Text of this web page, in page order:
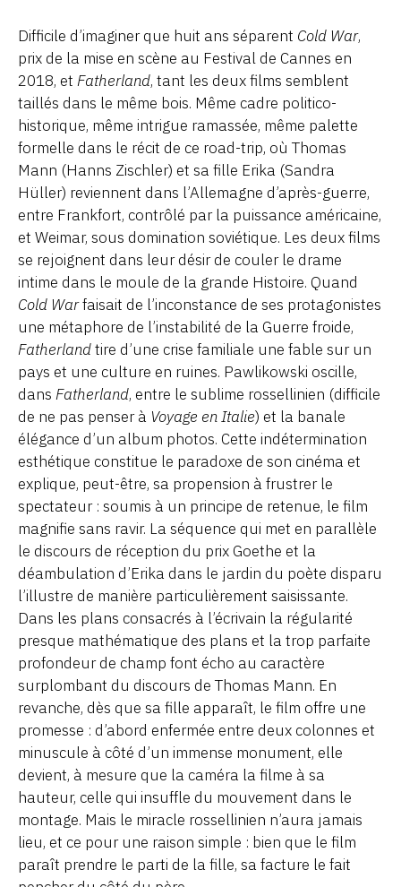
Difficile d’imaginer que huit ans séparent Cold War,
prix de la mise en scène au Festival de Cannes en
2018, et Fatherland, tant les deux films semblent
taillés dans le même bois. Même cadre politico-
historique, même intrigue ramassée, même palette
formelle dans le récit de ce road-trip, où Thomas
Mann (Hanns Zischler) et sa fille Erika (Sandra
Hüller) reviennent dans l’Allemagne d’après-guerre,
entre Frankfort, contrôlé par la puissance américaine,
et Weimar, sous domination soviétique. Les deux films
se rejoignent dans leur désir de couler le drame
intime dans le moule de la grande Histoire. Quand
Cold Warfaisait de l’inconstance de ses protagonistes
une métaphore de l’instabilité de la Guerre froide,
Fatherlandtire d’une crise familiale une fable sur un
pays et une culture en ruines. Pawlikowski oscille,
dans Fatherland, entre le sublime rossellinien (difficile
de ne pas penser à Voyage en Italie) et la banale
élégance d’un album photos. Cette indétermination
esthétique constitue le paradoxe de son cinéma et
explique, peut-être, sa propension à frustrer le
spectateur : soumis à un principe de retenue, le film
magnifie sans ravir. La séquence qui met en parallèle
le discours de réception du prix Goethe et la
déambulation d’Erika dans le jardin du poète disparu
l’illustre de manière particulièrement saisissante.
Dans les plans consacrés à l’écrivain la régularité
presque mathématique des plans et la trop parfaite
profondeur de champ font écho au caractère
surplombant du discours de Thomas Mann. En
revanche, dès que sa fille apparaît, le film offre une
promesse : d’abord enfermée entre deux colonnes et
minuscule à côté d’un immense monument, elle
devient, à mesure que la caméra la filme à sa
hauteur, celle qui insuffle du mouvement dans le
montage. Mais le miracle rossellinien n’aura jamais
lieu, et ce pour une raison simple : bien que le film
paraît prendre le parti de la fille, sa facture le fait